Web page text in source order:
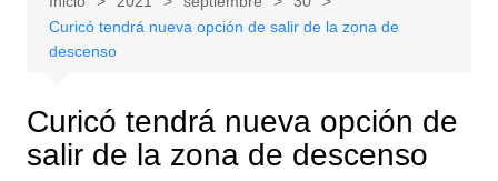
Curicó tendrá nueva opción de salir de la zona de
descenso
Curicó tendrá nueva opción de
salir de la zona de descenso